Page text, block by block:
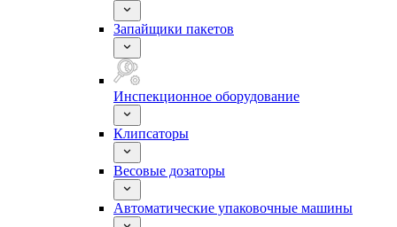
Запайщики пакетов
Инспекционное оборудование
Клипсаторы
Весовые дозаторы
Автоматические упаковочные машины